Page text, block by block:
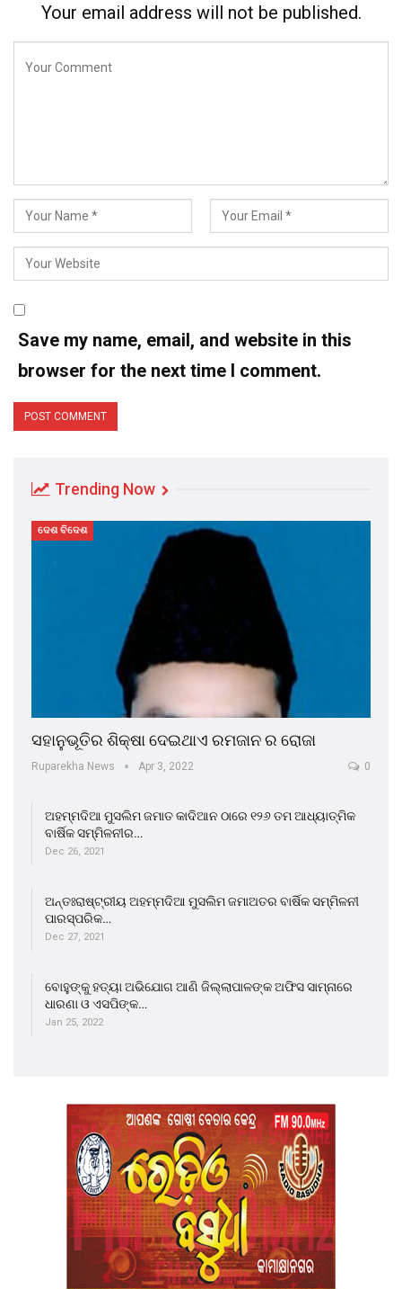
Your email address will not be published.
Save my name, email, and website in this
browser for the next time I comment.
Trending Now
ଦେଶ ବିଦେଶ
ସହାନୁଭୂତିର ଶିକ୍ଷା ଦେଇଥାଏ ରମଜାନ ର ରୋଜା
Ruparekha News Apr 3, 2022 0
ଅହମ୍ମଦିଆ ମୁସଲିମ ଜମାତ କାଦିଆନ ଠାରେ ୧୨୬ ତମ ଆଧ୍ୟାତ୍ମିକ
ବାର୍ଷିକ ସମ୍ମିଳନୀର…
Dec 26, 2021
ଅନ୍ତଃରାଷ୍ଟ୍ରୀୟ ଅହମ୍ମଦିଆ ମୁସଲିମ ଜମାଅତର ବାର୍ଷିକ ସମ୍ମିଳନୀ
ପାରସ୍ପରିକ…
Dec 27, 2021
ବୋହୁଙ୍କୁ ହତ୍ୟା ଅଭିଯୋଗ ଆଣି ଜିଲ୍ଲାପାଳଙ୍କ ଅଫିସ ସାମ୍ନାରେ
ଧାରଣା ଓ ଏସପିଙ୍କ…
Jan 25, 2022